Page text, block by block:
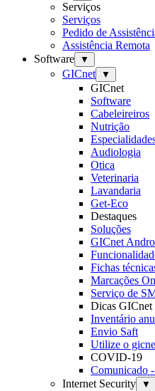
Serviços
Serviços
Pedido de
Assistência Remota
Software
▼
GICnet ▼
GICnet
Software
Cabeleireiros
Nutrição
Audiologia
Otica
Veterinaria
Lavandaria
Get-Eco
Destaques
Soluções
GICnet
Fichas
Marcações
Serviço de
Dicas GICnet
Inventário
Envio Saft
Utilize o
COVID-19
Comunicado
Internet Security
▼